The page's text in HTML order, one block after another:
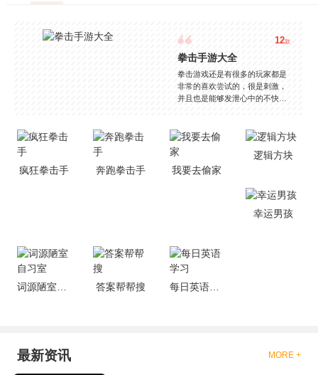
12款
拳击手游大全
拳击游戏还是有很多的玩家都是
非常的喜欢尝试的，很是刺激，
并且也是能够发泄心中的不快
是一些格斗的游戏，其实是非常
的有趣，也是相当的刺激的，游
戏中是有一些不同的场景都是能
够去进行体验的，我们也是能够
就是收集了一些有意思的拳击游
戏，相信你们一定会喜欢的。
疯狂拳击手 奔跑拳击手 我要去偷家
逻辑方块
幸运男孩
答案帮帮搜 每日英语学习
最新资讯 MORE +